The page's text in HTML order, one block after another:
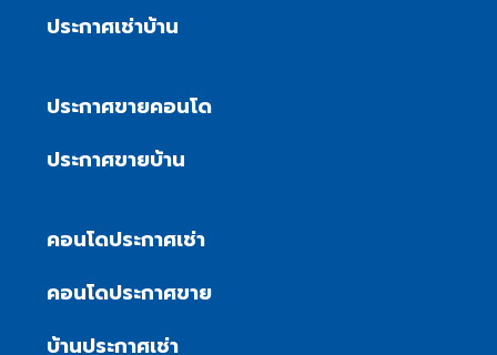
ประกาศเช่าบ้าน
ประกาศขายคอนโด
ประกาศขายบ้าน
คอนโดประกาศเช่า
คอนโดประกาศขาย
บ้านประกาศเช่า